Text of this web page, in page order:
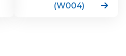
(W004)